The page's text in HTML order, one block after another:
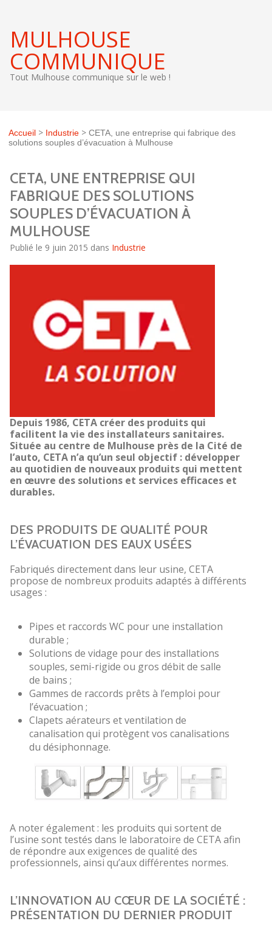
MULHOUSE
COMMUNIQUE
Tout Mulhouse communique sur le web !
Accueil > Industrie > CETA, une entreprise qui fabrique des
solutions souples d’évacuation à Mulhouse
CETA, UNE ENTREPRISE QUI
FABRIQUE DES SOLUTIONS
SOUPLES D’ÉVACUATION À
MULHOUSE
Publié le 9 juin 2015 dans Industrie
Depuis 1986, CETA créer des produits qui
facilitent la vie des installateurs sanitaires.
Située au centre de Mulhouse près de la Cité de
l’auto, CETA n’a qu’un seul objectif : développer
au quotidien de nouveaux produits qui mettent
en œuvre des solutions et services efficaces et
durables.
DES PRODUITS DE QUALITÉ POUR
L’ÉVACUATION DES EAUX USÉES
Fabriqués directement dans leur usine, CETA
propose de nombreux produits adaptés à différents
usages :
Pipes et raccords WC pour une installation
durable ;
Solutions de vidage pour des installations
souples, semi-rigide ou gros débit de salle
de bains ;
Gammes de raccords prêts à l’emploi pour
l’évacuation ;
Clapets aérateurs et ventilation de
canalisation qui protègent vos canalisations
du désiphonnage.
A noter également : les produits qui sortent de
l’usine sont testés dans le laboratoire de CETA afin
de répondre aux exigences de qualité des
professionnels, ainsi qu’aux différentes normes.
L’INNOVATION AU CŒUR DE LA SOCIÉTÉ :
PRÉSENTATION DU DERNIER PRODUIT